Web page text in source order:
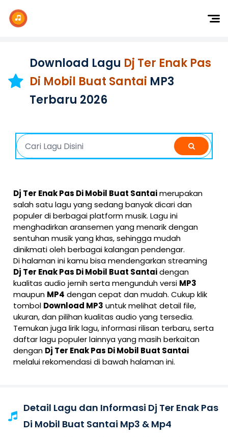
Dangdut
Indonesia
K-Pop
Download Lagu Dj Ter Enak Pas
Di Mobil Buat Santai MP3
Terbaru 2026
Dj Ter Enak Pas Di Mobil Buat Santaimerupakan
salah satu lagu yang sedang banyak dicari dan
populer di berbagai platform musik. Lagu ini
menghadirkan aransemen yang menarik dengan
sentuhan musik yang khas, sehingga mudah
dinikmati oleh berbagai kalangan pendengar.
Di halaman ini kamu bisa mendengarkan streaming
Dj Ter Enak Pas Di Mobil Buat Santaidengan
kualitas audio jernih serta mengunduh versi MP3
maupun MP4 dengan cepat dan mudah. Cukup klik
tombol Download MP3 untuk melihat detail file,
ukuran, dan pilihan kualitas audio yang tersedia.
Temukan juga lirik lagu, informasi rilisan terbaru, serta
daftar lagu populer lainnya yang masih berkaitan
dengan Dj Ter Enak Pas Di Mobil Buat Santai
melalui rekomendasi di bawah halaman ini.
Detail Lagu dan Informasi Dj Ter Enak Pas
Di Mobil Buat Santai Mp3 & Mp4